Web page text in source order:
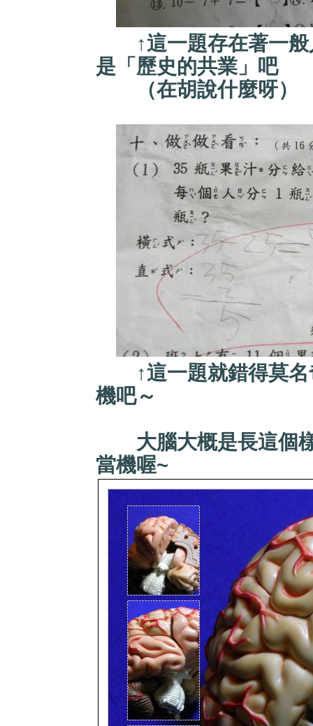
↑這一題存在著一般
是「歷史的共業」吧
（在胡說什麼呀）
↑這一題就錯得莫名
機吧～
大腦大概是長這個樣
當機喔~